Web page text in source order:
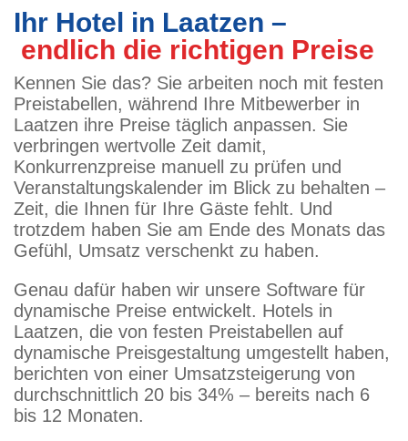
Ihr Hotel in Laatzen –
endlich die richtigen Preise
Kennen Sie das? Sie arbeiten noch mit festen
Preistabellen, während Ihre Mitbewerber in
Laatzen ihre Preise täglich anpassen. Sie
verbringen wertvolle Zeit damit,
Konkurrenzpreise manuell zu prüfen und
Veranstaltungskalender im Blick zu behalten –
Zeit, die Ihnen für Ihre Gäste fehlt. Und
trotzdem haben Sie am Ende des Monats das
Gefühl, Umsatz verschenkt zu haben.
Genau dafür haben wir unsere Software für
dynamische Preise entwickelt. Hotels in
Laatzen, die von festen Preistabellen auf
dynamische Preisgestaltung umgestellt haben,
berichten von einer Umsatzsteigerung von
durchschnittlich 20 bis 34% – bereits nach 6
bis 12 Monaten.